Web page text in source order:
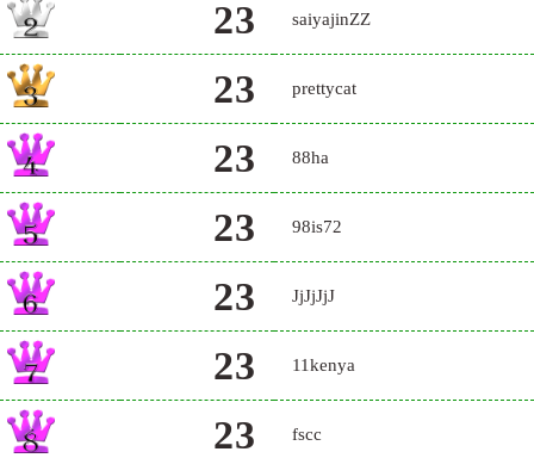
23 saiyajinZZ
23 prettycat
23 88ha
23 98is72
23 JjJjJjJ
23 11kenya
23 fscc